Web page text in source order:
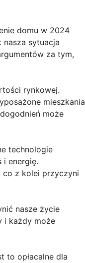
domu w 2024
sytuacja
za tym,
rynkowej.
mieszkania
może
technologie
i energię.
co z kolei przyczyni
nasze życie
i każdy może
to opłacalne dla